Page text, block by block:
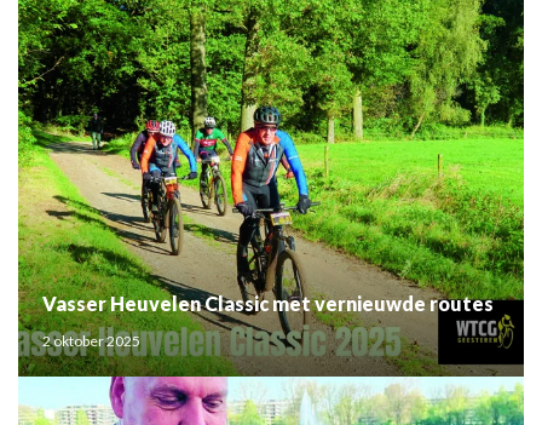
Vasser Heuvelen Classic met vernieuwde routes
2 oktober 2025